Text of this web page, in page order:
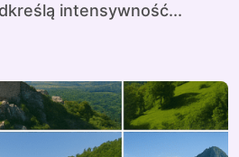
intensywność...